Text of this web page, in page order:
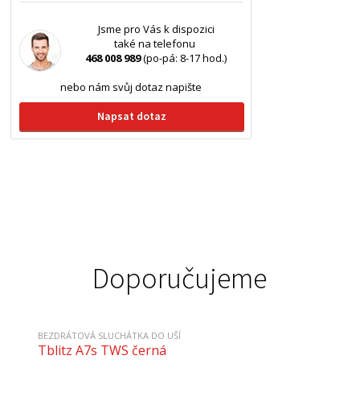
Jsme pro Vás k dispozici
také na telefonu
468 008 989(po-pá: 8-17 hod.)
nebo nám svůj dotaz napište
Napsat dotaz
Doporučujeme
BEZDRÁTOVÁ SLUCHÁTKA DO UŠÍ
Tblitz A7s TWS černá